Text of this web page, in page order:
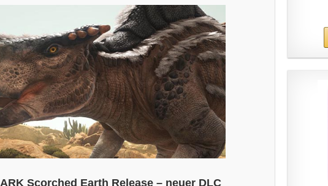
ARK Scorched Earth Release – neuer DLC